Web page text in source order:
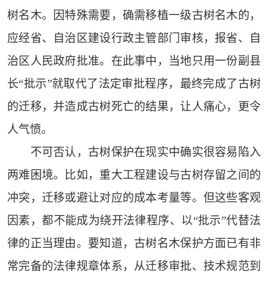
树名木。因特殊需要，确需移植一级古树名木的，
应经省、自治区建设行政主管部门审核，报省、自
治区人民政府批准。在此事中，当地只用一份副县
长“批示”就取代了法定审批程序，最终完成了古树
的迁移，并造成古树死亡的结果，让人痛心，更令
人气愤。
不可否认，古树保护在现实中确实很容易陷入
两难困境。比如，重大工程建设与古树存留之间的
冲突，迁移或避让对应的成本考量等。但这些客观
因素，都不能成为绕开法律程序、以“批示”代替法
律的正当理由。要知道，古树名木保护方面已有非
常完备的法律规章体系，从迁移审批、技术规范到